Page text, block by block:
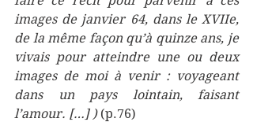
images de janvier 64, dans le XVIIe,
de la même façon qu’à quinze ans, je
vivais pour atteindre une ou deux
images de moi à venir : voyageant
dans un pays lointain, faisant
l’amour. […] ) (p.76)